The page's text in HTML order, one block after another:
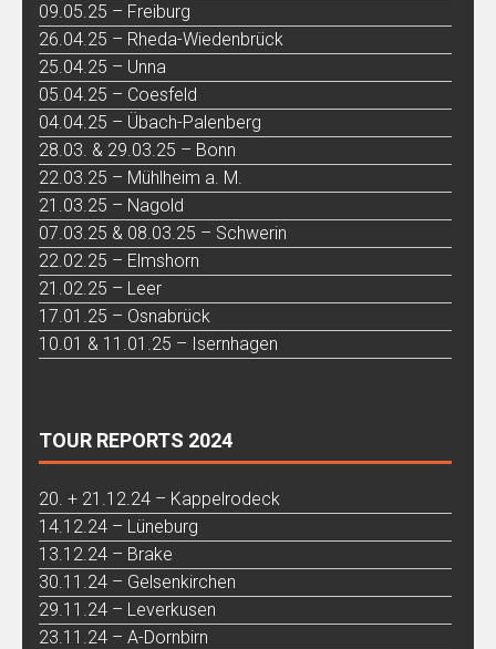
09.05.25 – Freiburg
26.04.25 – Rheda-Wiedenbrück
25.04.25 – Unna
05.04.25 – Coesfeld
04.04.25 – Übach-Palenberg
28.03. & 29.03.25 – Bonn
22.03.25 – Mühlheim a. M.
21.03.25 – Nagold
07.03.25 & 08.03.25 – Schwerin
22.02.25 – Elmshorn
21.02.25 – Leer
17.01.25 – Osnabrück
10.01 & 11.01.25 – Isernhagen
TOUR REPORTS 2024
20. + 21.12.24 – Kappelrodeck
14.12.24 – Lüneburg
13.12.24 – Brake
30.11.24 – Gelsenkirchen
29.11.24 – Leverkusen
23.11.24 – A-Dornbirn